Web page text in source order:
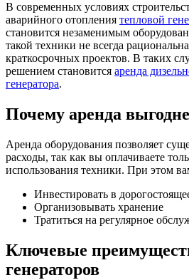
В современных условиях
аварийного отопления тепловой
становится незаменимым
такой техники не всегда
краткосрочных проектов. В таких
решением становится аренда
генератора.
Почему аренда
Аренда оборудования позволяет
расходы, так как вы оплачиваете
использования техники. При этом
Инвестировать в
Организовывать хранение
Тратиться на регулярное
Ключевые
генераторов